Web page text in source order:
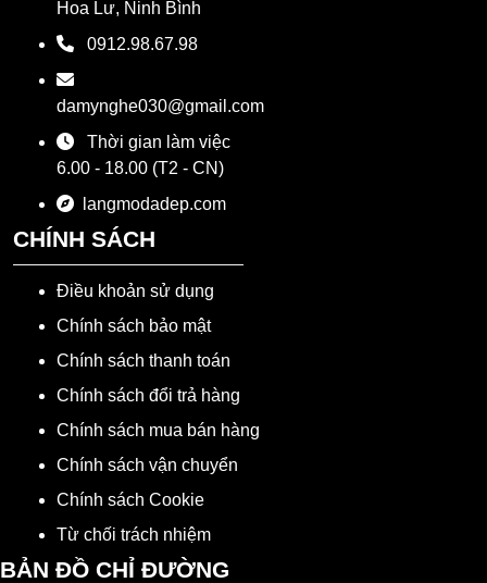
Hoa Lư, Ninh Bình
0912.98.67.98
damynghe030@gmail.com
Thời gian làm việc
6.00 - 18.00 (T2 - CN)
langmodadep.com
CHÍNH SÁCH
Điều khoản sử dụng
Chính sách bảo mật
Chính sách thanh toán
Chính sách đổi trả hàng
Chính sách mua bán hàng
Chính sách vận chuyển
Chính sách Cookie
Từ chối trách nhiệm
BẢN ĐỒ CHỈ ĐƯỜNG